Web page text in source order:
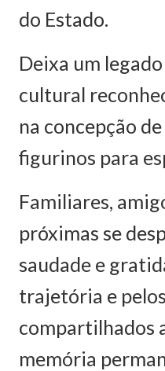
do Estado.
Deixa um
cultural
na concepção
figurinos para
Familiares,
próximas se
saudade e
trajetória e
compartilhados
memória